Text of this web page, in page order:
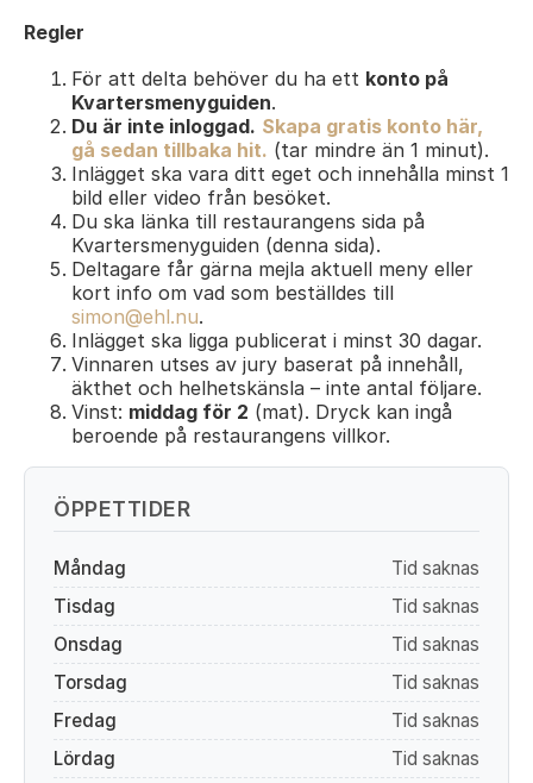
Regler
För att delta behöver du ha ett konto på
Kvartersmenyguiden.
Du är inte inloggad. Skapa gratis konto här,
gå sedan tillbaka hit. (tar mindre än 1 minut).
Inlägget ska vara ditt eget och innehålla minst 1
bild eller video från besöket.
Du ska länka till restaurangens sida på
Kvartersmenyguiden (denna sida).
Deltagare får gärna mejla aktuell meny eller
kort info om vad som beställdes till
simon@ehl.nu.
Inlägget ska ligga publicerat i minst 30 dagar.
Vinnaren utses av jury baserat på innehåll,
äkthet och helhetskänsla – inte antal följare.
Vinst: middag för 2 (mat). Dryck kan ingå
beroende på restaurangens villkor.
ÖPPETTIDER
Måndag
Tid saknas
Tisdag
Tid saknas
Onsdag
Tid saknas
Torsdag
Tid saknas
Fredag
Tid saknas
Lördag
Tid saknas